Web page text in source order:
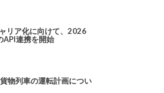
リア化に向けて、2026
API連携を開始
物列車の運転計画につい